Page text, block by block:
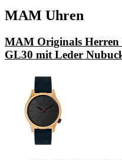
MAM Uhren
MAM Originals Herren
GL30 mit Leder